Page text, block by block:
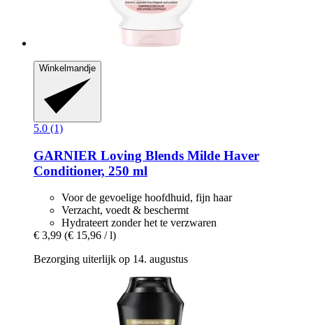
Winkelmandje
5.0 (1)
GARNIER Loving Blends Milde Haver
Conditioner, 250 ml
Voor de gevoelige hoofdhuid, fijn haar
Verzacht, voedt & beschermt
Hydrateert zonder het te verzwaren
€ 3,99 (€ 15,96 / l)
Bezorging uiterlijk op 14. augustus